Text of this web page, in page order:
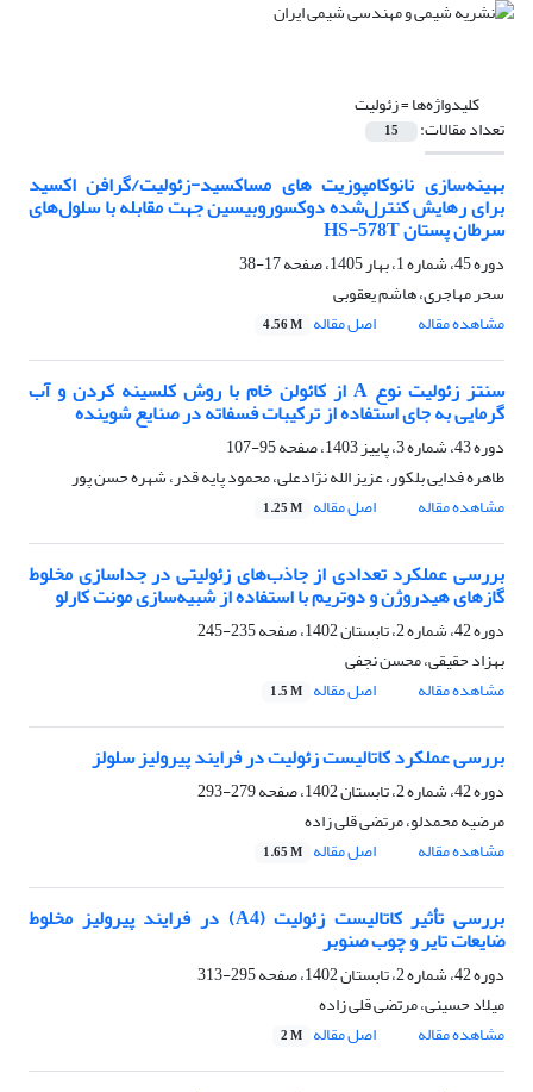
کلیدواژه‌ها =زئولیت
تعداد مقالات: 15
بهینه‌سازی نانوکامپوزیت­ های مس­اکسید-زئولیت/گرافن اکسید
برای رهایش کنترل‌شده دوکسوروبیسین جهت مقابله با سلول‌های
سرطان پستان HS-578T
دوره 45، شماره 1، بهار 1405، صفحه
17-38
سحر مهاجری، هاشم یعقوبی
مشاهده مقاله
اصل مقاله 4.56 M
سنتز زئولیت نوع A از کائولن خام با روش کلسینه کردن و آب
گرمایی به جای استفاده از ترکیبات فسفاته در صنایع شوینده
دوره 43، شماره 3، پاییز 1403، صفحه
95-107
طاهره فدایی بلکور، عزیز الله نژادعلی، محمود پایه قدر، شهره حسن پور
مشاهده مقاله
اصل مقاله 1.25 M
بررسی عملکرد تعدادی از جاذب‌های زئولیتی در جداسازی مخلوط
گازهای هیدروژن و دوتریم با استفاده از شبیه‌سازی مونت کارلو
دوره 42، شماره 2، تابستان 1402، صفحه
235-245
بهزاد حقیقی، محسن نجفی
مشاهده مقاله
اصل مقاله 1.5 M
بررسی عملکرد کاتالیست زئولیت در فرایند پیرولیز سلولز
دوره 42، شماره 2، تابستان 1402، صفحه
279-293
مرضیه محمدلو، مرتضی قلی زاده
مشاهده مقاله
اصل مقاله 1.65 M
بررسی تأثیر کاتالیست زئولیت (A4) در فرایند پیرولیز مخلوط
ضایعات تایر و چوب صنوبر
دوره 42، شماره 2، تابستان 1402، صفحه
295-313
میلاد حسینی، مرتضی قلی زاده
مشاهده مقاله
اصل مقاله 2 M